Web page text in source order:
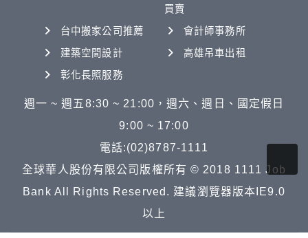
買賣
台中搬家公司推薦
會計師事務所
建築空間設計
高雄吊車出租
彰化長照服務
週一 ~ 週五8:30 ~ 21:00，週六、週日、國定假日
9:00 ~ 17:00
電話:(02)8787-1111
全球華人股份有限公司版權所有 © 2018 1111 Job
Bank All Rights Reserved. 建議瀏覽器版本IE9.0
以上